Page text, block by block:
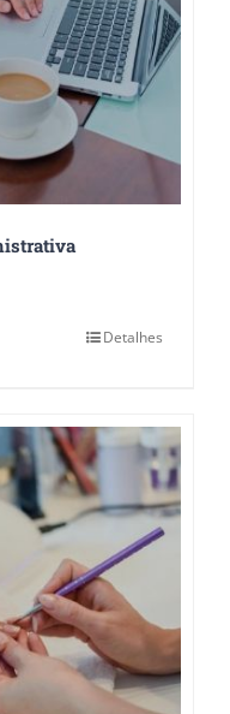
Detalhes